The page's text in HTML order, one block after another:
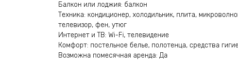
Балкон или лоджия: балкон
Техника: кондиционер, холодильник, плита,
телевизор, фен, утюг
Интернет и ТВ: Wi-Fi, телевидение
Комфорт: постельное белье, полотенца, средства
Возможна помесячная аренда: Да